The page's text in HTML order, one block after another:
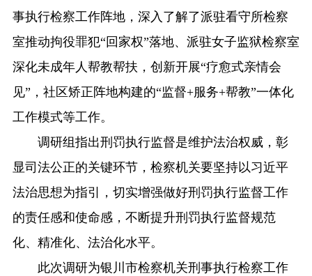
事执行检察工作阵地，深入了解了派驻看守所检察
室推动拘役罪犯“回家权”落地、派驻女子监狱检察室
深化未成年人帮教帮扶，创新开展“疗愈式亲情会
见”，社区矫正阵地构建的“监督+服务+帮教”一体化
工作模式等工作。
调研组指出刑罚执行监督是维护法治权威，彰
显司法公正的关键环节，检察机关要坚持以习近平
法治思想为指引，切实增强做好刑罚执行监督工作
的责任感和使命感，不断提升刑罚执行监督规范
化、精准化、法治化水平。
此次调研为银川市检察机关刑事执行检察工作